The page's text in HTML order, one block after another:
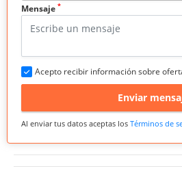
Mensaje *
Acepto recibir información sobre
Enviar
Al enviar tus datos aceptas los Términos de